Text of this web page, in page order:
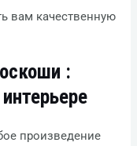
вам качественную
:
произведение